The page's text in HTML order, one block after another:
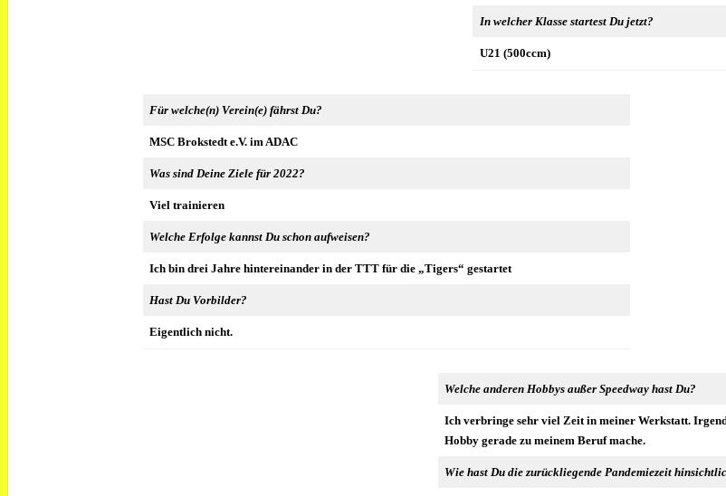
In welcher Klasse startest Du jetzt?
U21 (500ccm)
Für welche(n) Verein(e) fährst Du?
MSC Brokstedt e.V. im ADAC
Was sind Deine Ziele für 2022?
Viel trainieren
Welche Erfolge kannst Du schon aufweisen?
Ich bin drei Jahre hintereinander in der TTT für die „Tigers“ gestartet
Hast Du Vorbilder?
Eigentlich nicht.
Welche anderen Hobbys außer Speedway hast Du?
Ich verbringe sehr viel Zeit in meiner Werkstatt.
Hobby gerade zu meinem Beruf mache.
Wie hast Du die zurückliegende Pandemiezeit